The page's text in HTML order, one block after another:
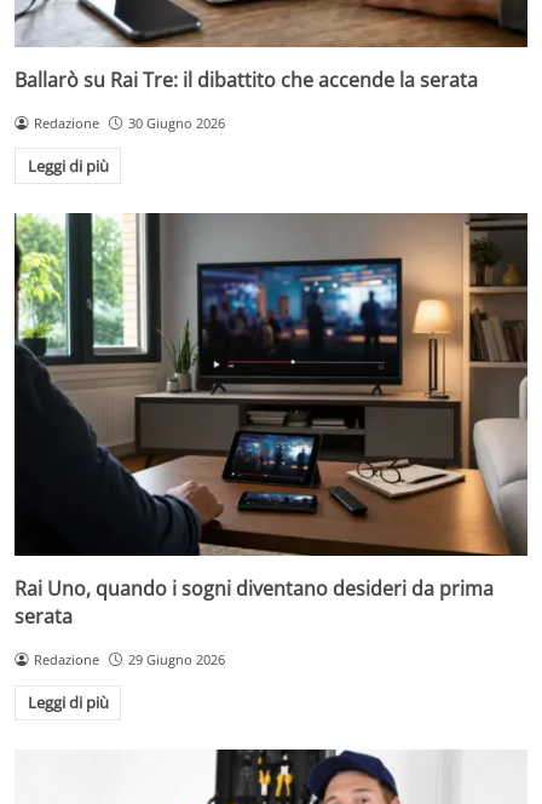
Ballarò su Rai Tre: il dibattito che accende la serata
Redazione 30 Giugno 2026
Leggi di più
Rai Uno, quando i sogni diventano desideri da prima
serata
Redazione 29 Giugno 2026
Leggi di più